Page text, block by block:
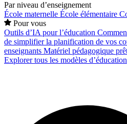
Par niveau d’enseignement
École maternelle École élémentaire
Pour vous
Outils d’IA pour l’éducation
de simplifier la planification de vos
enseignants Matériel pédagogique
Explorer tous les modèles d’éducation